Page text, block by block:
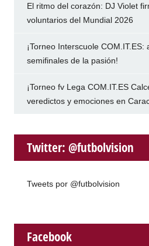
El ritmo del corazón: DJ Violet
voluntarios del Mundial 2026
¡Torneo Interscuole COM.IT.ES:
semifinales de la pasión!
¡Torneo fv Lega COM.IT.ES
veredictos y emociones en
Twitter: @futbolvision
Tweets por @futbolvision
Facebook